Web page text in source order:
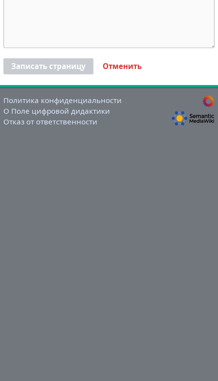
Записать страницу Отменить
Политика конфиденциальности
О Поле цифровой дидактики
Отказ от ответственности